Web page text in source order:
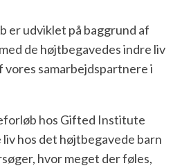
er udviklet på baggrund af
de højtbegavedes indre liv
vores samarbejdspartnere i
hos Gifted Institute
hos det højtbegavede barn
hvor meget der føles,